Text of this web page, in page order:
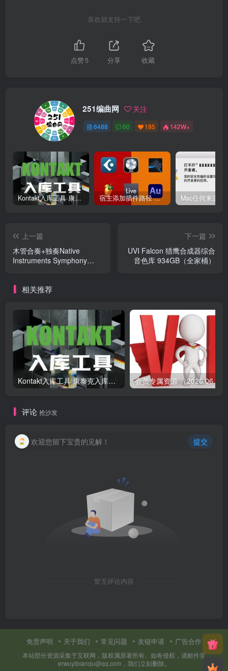
喜欢就支持一下吧
点赞5 分享 收藏
251编曲网 关注
6488 60 195 142W+
Kontakt入库工具 康泰克入库教程 宿主添加插件路径 插件路径设置 VSTPlugins路径
上一篇
木管合奏+独奏Native
Instruments Symphony
下一篇
UVI Falcon 猎鹰合成器综合
音色库 934GB（全家桶）
相关推荐
Kontakt入库工具 康泰克入库教程
评论 抢沙发
欢迎您留下宝贵的见解！ 提交
暂无评论内容
免责声明 关于我们 常见问题 友链申请 广告合作
本站部分资源采集于互联网，版权属原著所有。如有侵权，请邮件至
erwuyibianqu@qq.com，我们立刻删除。